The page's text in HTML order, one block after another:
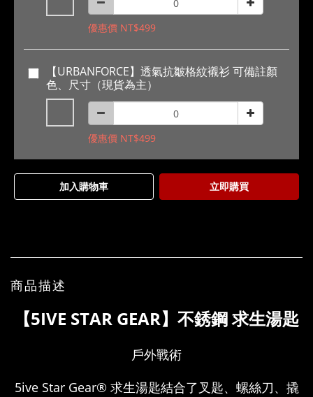
優惠價 NT$499
【URBANFORCE】透氣抗皺格紋襯衫 可備註顏
色、尺寸（現貨為主）
優惠價 NT$499
加入購物車 立即購買
商品描述
【5IVE STAR GEAR】不銹鋼 求生湯匙
戶外戰術
5ive Star Gear® 求生湯匙結合了叉匙、螺絲刀、撬